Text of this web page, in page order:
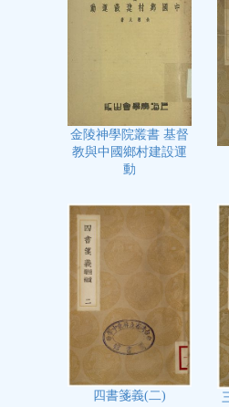
金陵神學院叢書 基督
教與中國鄉村建設運
動
四書箋義(二)